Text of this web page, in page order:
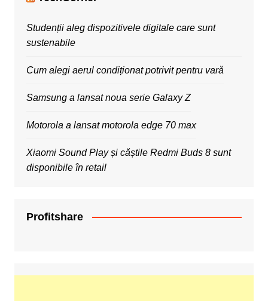
Studenții aleg dispozitivele digitale care sunt
sustenabile
Cum alegi aerul condiționat potrivit pentru vară
Samsung a lansat noua serie Galaxy Z
Motorola a lansat motorola edge 70 max
Xiaomi Sound Play și căștile Redmi Buds 8 sunt
disponibile în retail
Profitshare